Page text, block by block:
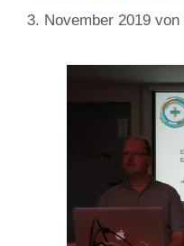
3. November 2019 von